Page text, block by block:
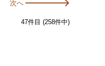
次へ
47件目 (258件中)